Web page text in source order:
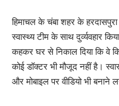
हिमाचल के चंबा शहर के
स्वास्थ्य टीम के साथ दुर्व्यवहार
कहकर घर से निकाल दिया कि वे
कोई डॉक्टर भी मौजूद नहीं है।
और मोबाइल पर वीडियो भी बनाने